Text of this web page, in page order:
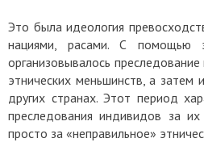
Это была идеология
нациями, расами. С помощью
организовывалось
этнических меньшинств, а затем
других странах. Этот период
преследования индивидов за
просто за «неправильное»